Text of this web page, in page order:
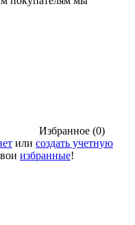
Избранное (0)
или создать учетную
избранные!